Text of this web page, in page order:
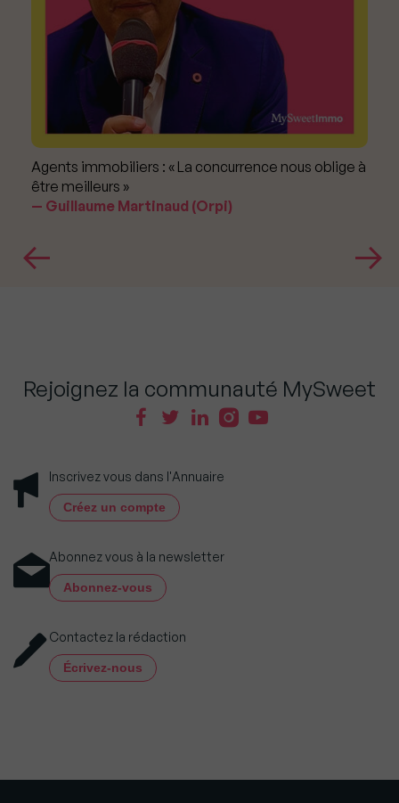
Agents immobiliers : « La concurrence nous oblige à
être meilleurs »
Guillaume Martinaud (Orpi)
Rejoignez la communauté MySweet
Inscrivez vous dans l'Annuaire
Créez un compte
Abonnez vous à la newsletter
Abonnez-vous
Contactez la rédaction
Écrivez-nous